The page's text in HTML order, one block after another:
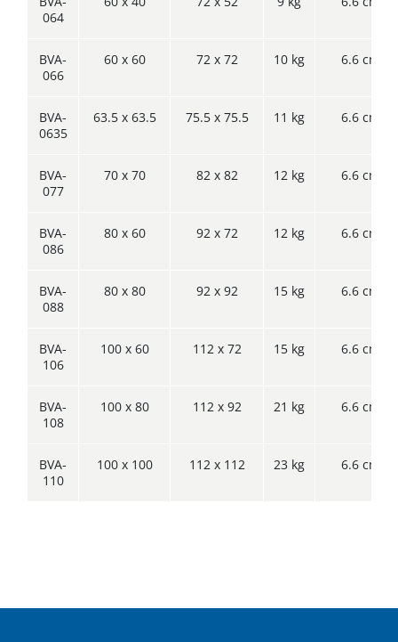
064
BVA-
066
60 x 60 72 x 72 10 kg 6.6 cm
BVA-
0635
63.5 x 63.5 75.5 x 75.5 11 kg 6.6 cm
BVA-
077
70 x 70 82 x 82 12 kg 6.6 cm
BVA-
086
80 x 60 92 x 72 12 kg 6.6 cm
BVA-
088
80 x 80 92 x 92 15 kg 6.6 cm
BVA-
106
100 x 60 112 x 72 15 kg 6.6 cm
BVA-
108
100 x 80 112 x 92 21 kg 6.6 cm
BVA-
110
100 x 100 112 x 112 23 kg 6.6 cm